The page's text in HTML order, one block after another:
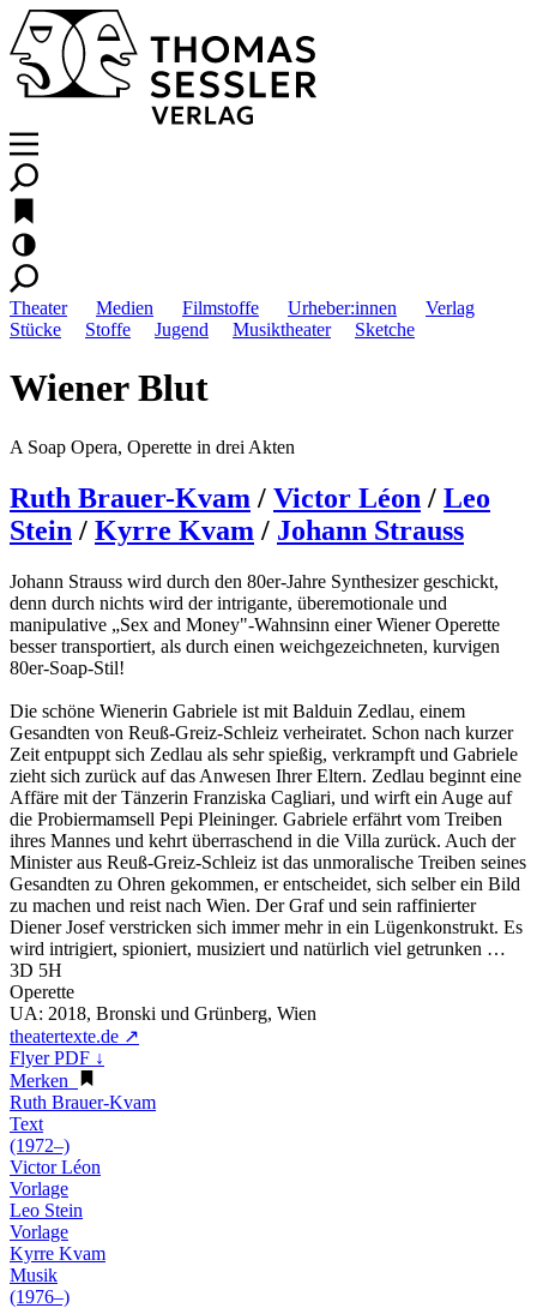
Theater Medien Filmstoffe Urheber:innen
Verlag
Stücke
Stoffe Jugend Musiktheater Sketche
Wiener Blut
A Soap Opera, Operette in drei Akten
Ruth Brauer-Kvam / Victor Léon / Leo
Stein / Kyrre Kvam / Johann Strauss
Johann Strauss wird durch den 80er-Jahre Synthesizer geschickt,
denn durch nichts wird der intrigante, überemotionale und
manipulative „Sex and Money"-Wahnsinn einer Wiener Operette
besser transportiert, als durch einen weichgezeichneten, kurvigen
80er-Soap-Stil!
Die schöne Wienerin Gabriele ist mit Balduin Zedlau, einem
Gesandten von Reuß-Greiz-Schleiz verheiratet. Schon nach kurzer
Zeit entpuppt sich Zedlau als sehr spießig, verkrampft und Gabriele
zieht sich zurück auf das Anwesen Ihrer Eltern. Zedlau beginnt eine
Affäre mit der Tänzerin Franziska Cagliari, und wirft ein Auge auf
die Probiermamsell Pepi Pleininger. Gabriele erfährt vom Treiben
ihres Mannes und kehrt überraschend in die Villa zurück. Auch der
Minister aus Reuß-Greiz-Schleiz ist das unmoralische Treiben seines
Gesandten zu Ohren gekommen, er entscheidet, sich selber ein Bild
zu machen und reist nach Wien. Der Graf und sein raffinierter
Diener Josef verstricken sich immer mehr in ein Lügenkonstrukt. Es
wird intrigiert, spioniert, musiziert und natürlich viel getrunken …
3D 5H
Operette
UA: 2018, Bronski und Grünberg, Wien
theatertexte.de ↗
Flyer PDF ↓
Merken
Ruth Brauer-Kvam
Text
(1972–)
Victor Léon
Vorlage
Leo Stein
Vorlage
Kyrre Kvam
Musik
(1976–)